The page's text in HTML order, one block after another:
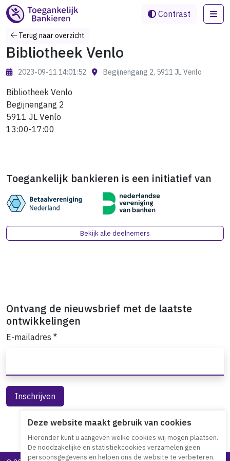
Contrast
Terug naar overzicht
Bibliotheek Venlo
2023-09-11 14:01:52 Begijnengang 2, 5911 JL Venlo
Bibliotheek Venlo
Begijnengang 2
5911 JL Venlo
13:00-17:00
Toegankelijk bankieren is een initiatief van
Bekijk alle deelnemers
Ontvang de nieuwsbrief met de laatste
ontwikkelingen
E-mailadres *
Deze website maakt gebruik van cookies
Hieronder kunt u aangeven welke cookies wij mogen plaatsen.
De noodzakelijke en statistiekcookies verzamelen geen
persoonsgegevens en helpen ons de website te verbeteren.